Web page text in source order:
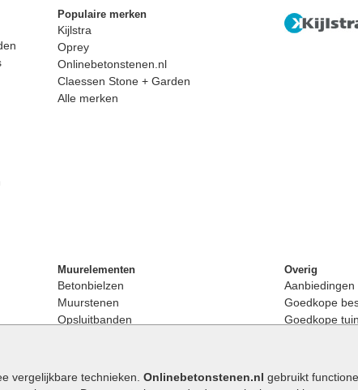
vergelijkbare technieken. Onlinebetonstenen.nl gebruikt
Populaire merken
Kijlstra
Oprey
Onlinebetonstenen.nl
Claessen Stone + Garden
Alle merken
Muurelementen
Betonbielzen
Muurstenen
Opsluitbanden
Betonblokken
Stapelstenen
Overig
Aanbiedingen
Goedkope
Goedkope
Keerwanden